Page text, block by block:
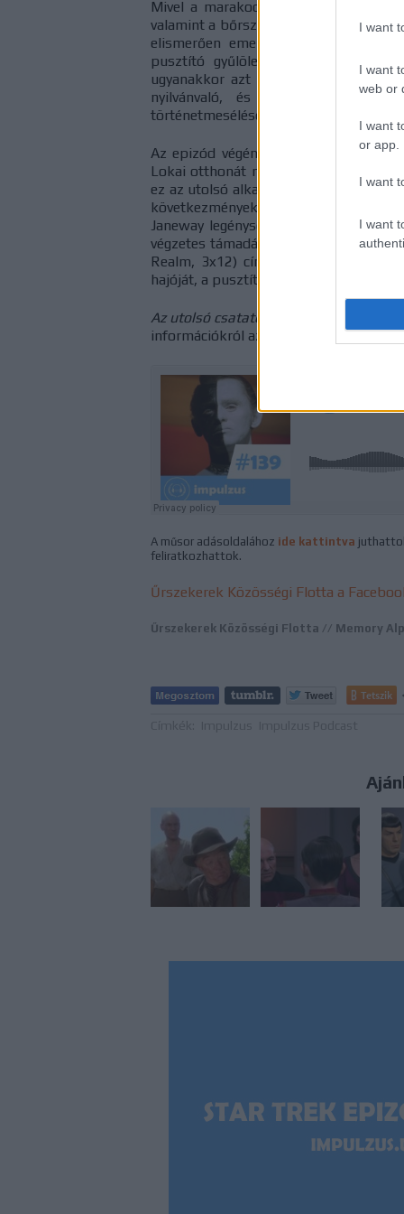
I want
I want
web or
I want
or app.
I want
I want
Mivel a marakodó karakterek
valamint a bőrszín alapján történő
elismerően emeli ki a merész
pusztító gyűlölet bemutatása
ugyanakkor azt is kiemeli, hogy a
nyilvánvaló, és az azóta eltelt
történetmesélésen.
Az epizód végén archív felvételek
Lokai otthonát mutatják be, miután a
ez az utolsó alkalom a Star Trekben,
következményekkel jár: a Voyager
Janeway legénysége egy olyan
végzetes támadás után ébred fel a
Realm, 3x12) című epizódjában
hajóját, a pusztítás azonban gyorsabb,
Az utolsó csatatér
című epizódhoz
információkról az Impulzus 139.
A műsor adásoldalához ide kattintva
feliratkozhattok.
Űrszekerek Közösségi Flotta a
Űrszekerek Közösségi Flotta // Memory
Tetszik